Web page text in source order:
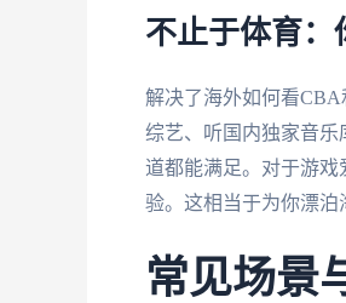
不止于体育：
解决了海外如何看
综艺、听国内独家音
道都能满足。对于游
验。这相当于为你漂泊
常见场景